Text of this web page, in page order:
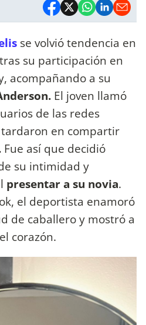
se volvió tendencia en
su participación en
acompañando a su
El joven llamó
de las redes
en compartir
Fue así que decidió
su intimidad y
presentar a su novia.
el deportista enamoró
de caballero y mostró a
corazón.